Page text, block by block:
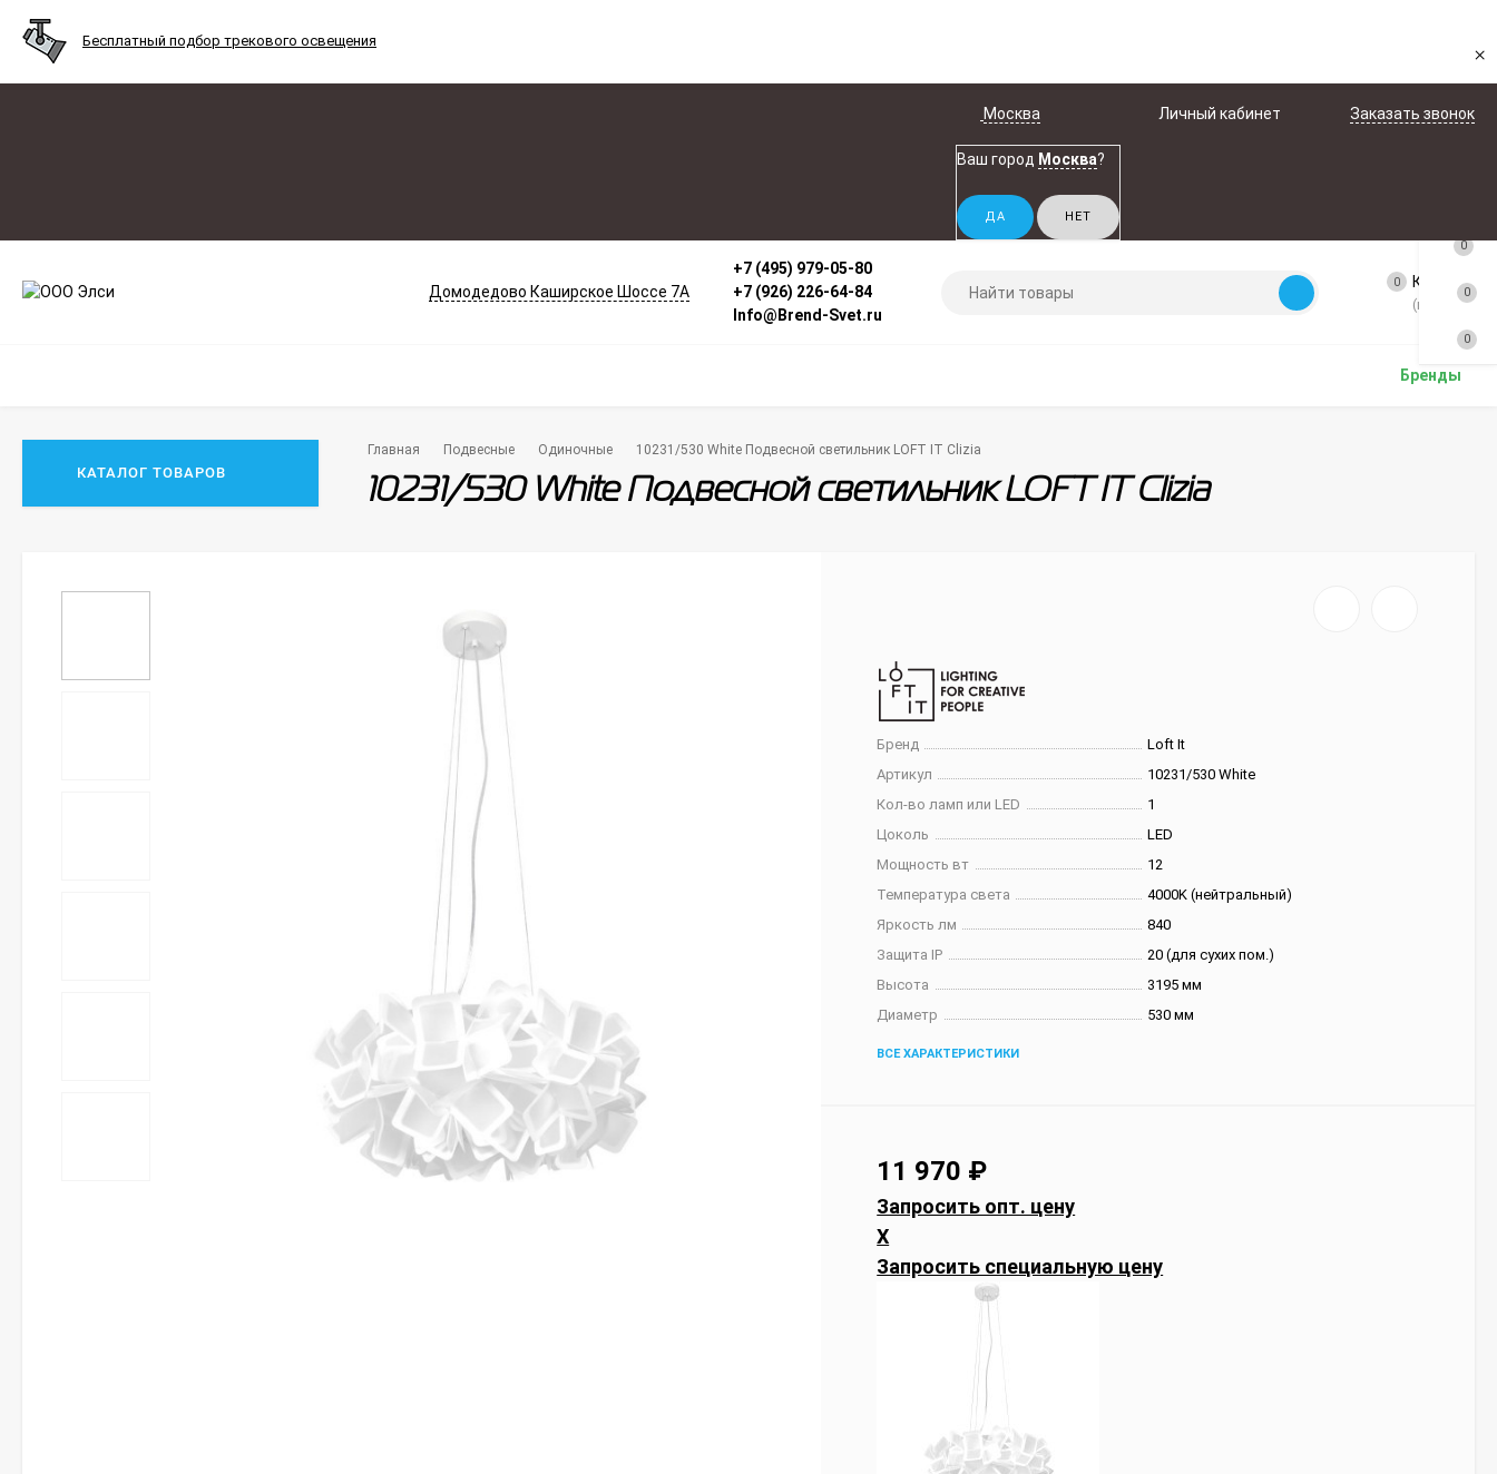
Бесплатный подбор трекового освещения
×
Москва
Ваш город Москва?
Личный кабинет Заказать звонок
Домодедово Каширское Шоссе 7А
+7 (495) 979-05-80
+7 (926) 226-64-84
Info@Brend-Svet.ru
0 Корзина
(пусто)
Бренды
КАТАЛОГ ТОВАРОВ
Главная Подвесные Одиночные 10231/530 White Подвесной светильник LOFT IT Clizia
10231/530 White Подвесной светильник LOFT IT Clizia
Бренд
Loft It
Артикул
10231/530 White
Кол-во ламп или LED
1
Цоколь
LED
Мощность вт
12
Температура света
4000K (нейтральный)
Яркость лм
840
Защита IP
20 (для сухих пом.)
Высота
3195 мм
Диаметр
530 мм
ВСЕ ХАРАКТЕРИСТИКИ
11 970 ₽
Запросить опт. цену
X
Запросить специальную цену
0
0
0